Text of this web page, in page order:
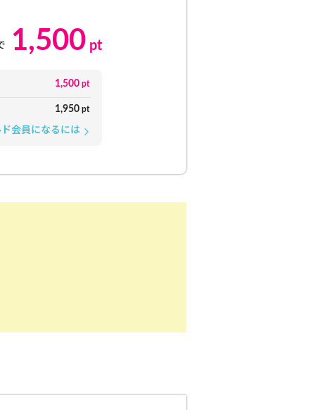
1,500 pt
1,500 pt
1,950 pt
会員になるには arrow_forward_ios